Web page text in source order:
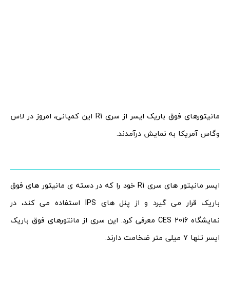
مانیتورهای فوق باریک ایسر از سری R1 این کمپانی، امروز در لاس
وگاس آمریکا به نمایش درآمدند.
ایسر مانیتور های سری R1 خود را که در دسته ی مانیتور های فوق
باریک قرار می گیرد و از پنل های IPS استفاده می کند، در
نمایشگاه CES 2016 معرفی کرد. این سری از مانتورهای فوق باریک
ایسر تنها 7 میلی متر ضخامت دارند.